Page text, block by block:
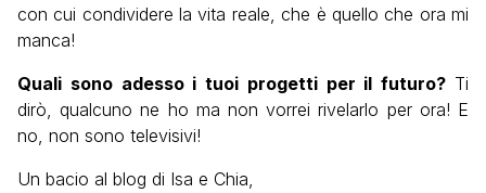
con cui condividere la vita reale, che è quello che ora mi
manca!
Quali sono adesso i tuoi progetti per il futuro? Ti
dirò, qualcuno ne ho ma non vorrei rivelarlo per ora! E
no, non sono televisivi!
Un bacio al blog di Isa e Chia,